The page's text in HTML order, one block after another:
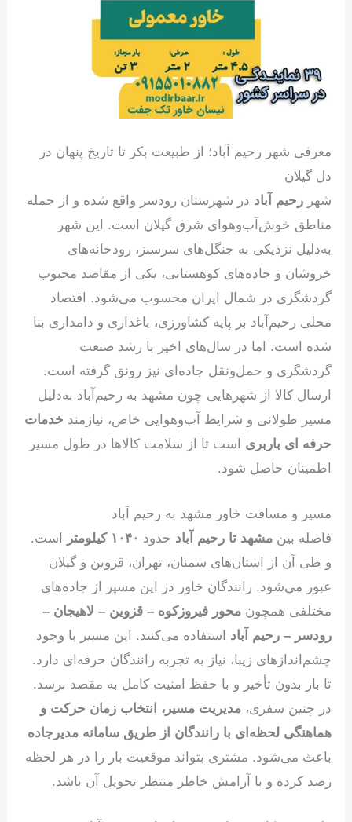
معرفی شهر رحیم آباد؛ از طبیعت بکر تا تاریخ پنهان در
دل گیلان
شهررحیم آباد در شهرستان رودسر واقع شده و از جمله
مناطق خوش‌آب‌و‌هوای شرق گیلان است. این شهر
به‌دلیل نزدیکی به جنگل‌های سرسبز، رودخانه‌های
خروشان و جاده‌های کوهستانی، یکی از مقاصد محبوب
گردشگری در شمال ایران محسوب می‌شود. اقتصاد
محلی رحیم‌آباد بر پایه کشاورزی، باغداری و دامداری بنا
شده است. اما در سال‌های اخیر با رشد صنعت
گردشگری و حمل‌ونقل جاده‌ای نیز رونق گرفته است.
ارسال کالا از شهرهایی چون مشهد به رحیم‌آباد به‌دلیل
مسیر طولانی و شرایط آب‌و‌هوایی خاص، نیازمند خدمات
حرفه ای باربری است تا از سلامت کالاها در طول مسیر
اطمینان حاصل شود.
مسیر و مسافت خاور مشهد به رحیم آباد
فاصله بینمشهد تا رحیم آباد حدود ۱۰۴۰ کیلومتر
است.
و طی آن از استان‌های سمنان، تهران، قزوین و گیلان
عبور می‌شود. رانندگان خاور در این مسیر از جاده‌های
مختلفی همچونمحور فیروزکوه – قزوین – لاهیجان –
رودسر – رحیم آباد استفاده می‌کنند. این مسیر با وجود
چشم‌اندازهای زیبا، نیاز به تجربه رانندگان حرفه‌ای دارد.
تا بار بدون تأخیر و با حفظ امنیت کامل به مقصد برسد.
در چنین سفری،مدیریت مسیر، انتخاب زمان حرکت و
هماهنگی لحظه‌ای با رانندگان از طریق سامانه مدیرجاده
باعث می‌شود. مشتری بتواند موقعیت بار را در هر لحظه
رصد کرده و با آرامش خاطر منتظر تحویل آن باشد.